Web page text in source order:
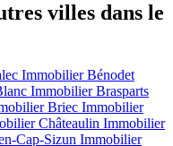
villes dans le
Immobilier Bénodet
Immobilier Brasparts
Briec Immobilier
Châteaulin Immobilier
Cap-Sizun Immobilier